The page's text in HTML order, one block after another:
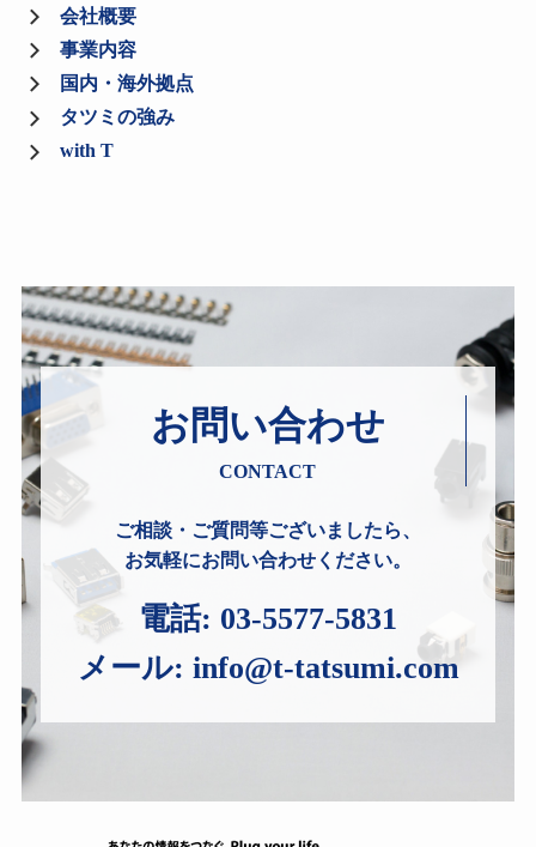
会社概要
事業内容
国内・海外拠点
タツミの強み
with T
お問い合わせ
CONTACT
ご相談・ご質問等ございましたら、
お気軽にお問い合わせください。
電話: 03-5577-5831
メール: info@t-tatsumi.com